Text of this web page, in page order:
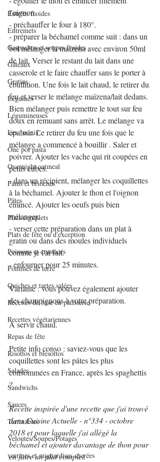
Entrées froides
Entremets
Gaspachos et soupes froides
Gâteaux
Gratins
Légumes
Légumineuses
Les "minis"
One pot pasta
Overnight oatmeal
Pains et brioches
Pâtes
Plats complets
Plats de fête ou d'exception
Poissons et crustacés
Pommes de terre
Quiches et tartes salées
Recettes de base en pâtisserie
Recettes végétariennes
Repas de fête
Risottos et blésottos
Salades
Sandwichs
Sauces
Tartinables
Veloutés/Soupes/Potages
verrines et mignardises sucrées
l'oignon.
- préchauffer le four à 180°.
- préparer la béchamel comme suit : dans un
bol mélanger la maïzena avec environ 50ml
de lait. Verser le restant du lait dans une
casserole et le faire chauffer sans le porter à
ébullition. Une fois le lait chaud, le retirer du
feu et verser le mélange maïzena/lait dedans.
Bien mélanger puis remettre le tout sur feu
doux en remuant sans arrêt. Le mélange va
épaissir. Le retirer du feu une fois que le
mélange a commencé à bouillir . Saler et
poivrer. Ajouter les vache qui rit coupées en
petits cubes.
- dans un récipient, mélanger les coquillettes
à la béchamel. Ajouter le thon et l'oignon
émincé. Ajouter les oeufs puis bien
mélanger.
- verser cette préparation dans un plat à
gratin ou dans des moules individuels
comme je l'ai fait.
- enfourner pour 25 minutes.
Variante : vous pouvez également ajouter
des champignons à votre préparation.
A servir chaud.
Petite info conso : saviez-vous que les
coquillettes sont les pâtes les plus
consommées en France, après les spaghettis
?
Recette inspirée d'une recette que j'ai trouvé
dans Cuisine Actuelle - n°334 - octobre
2018 et pour laquelle j'ai allégé la
béchamel et ajouter davantage de thon pour
en faire un plat complet.